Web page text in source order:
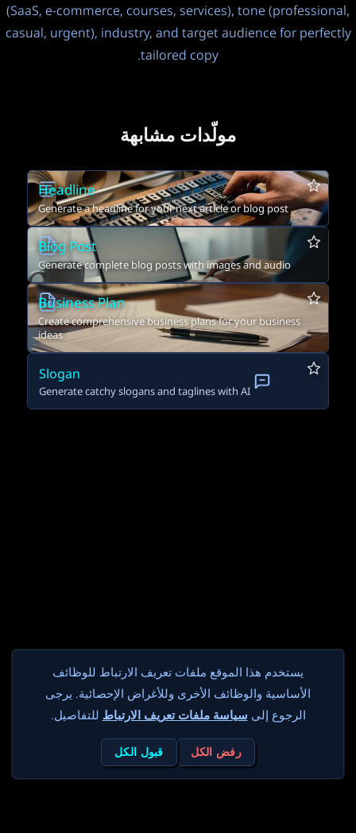
(SaaS, e-commerce, courses, services), tone (professional,
casual, urgent), industry, and target audience for perfectly
tailored copy.
مولّدات مشابهة
Headline
Generate a headline for your next article or blog post
Blog Post
Generate complete blog posts with images and audio
Business Plan
Create comprehensive business plans for your business
ideas
Slogan
Generate catchy slogans and taglines with AI
يستخدم هذا الموقع ملفات تعريف الارتباط للوظائف
الأساسية والوظائف الأخرى وللأغراض الإحصائية. يرجى
الرجوع إلى سياسة ملفات تعريف الارتباط للتفاصيل.
رفض الكل قبول الكل